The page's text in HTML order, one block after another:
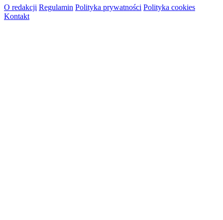
O redakcji Regulamin Polityka prywatności Polityka cookies
Kontakt